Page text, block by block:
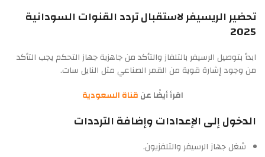
تحضير الريسيفر لاستقبال تردد القنوات السودانية
2025
ابدأ بتوصيل الرسيفر بالتلفاز والتأكد من جاهزية جهاز التحكم يجب التأكد
من وجود إشارة قوية من القمر الصناعي مثل النايل سات.
اقرأ أيضًا عنقناة السعودية
الدخول إلى الإعدادات وإضافة الترددات
شغل جهاز الرسيفر والتلفزيون.